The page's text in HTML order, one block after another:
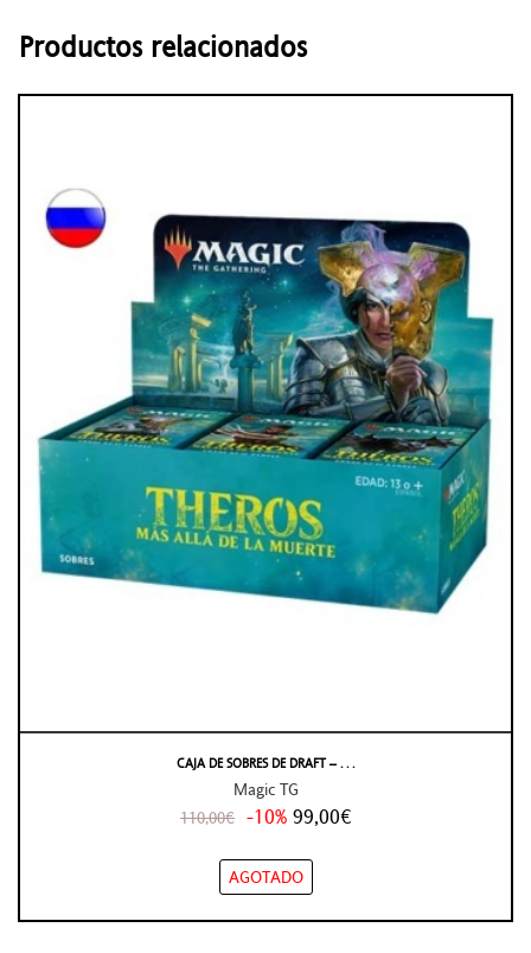
Productos relacionados
CAJA DE SOBRES DE DRAFT – . . .
Magic TG
110,00€ -10% 99,00€
AGOTADO